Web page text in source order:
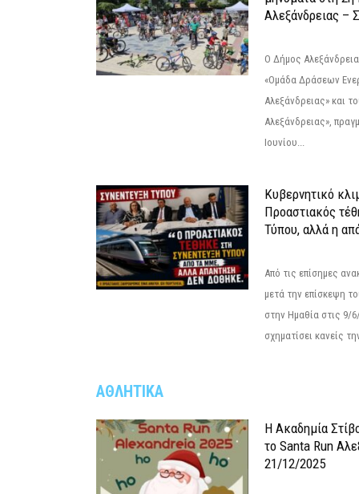
Αλεξάνδρειας –
Ο Δήμος
«Ομάδα Δράσεων
Αλεξάνδρειας» και
Αλεξάνδρειας»,
Ιουνίου...
Κυβερνητικό
Προαστιακός
Τύπου, αλλά η
Από τις επίσημες
μετά την επίσκεψη
στην Ημαθία στις 9/
σχηματίσει κανείς
ΑΘΛΗΤΙΚΑ
Η Ακαδημία
το Santa Run
21/12/2025